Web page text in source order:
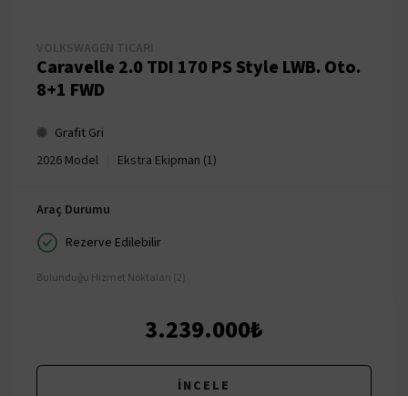
Caravelle 2.0 TDI 170 PS Style LWB. Oto.
8+1 FWD
Grafit Gri
2026 Model
Ekstra Ekipman (1)
Araç Durumu
Rezerve Edilebilir
Bulunduğu Hizmet Noktaları (2)
3.239.000₺
İNCELE